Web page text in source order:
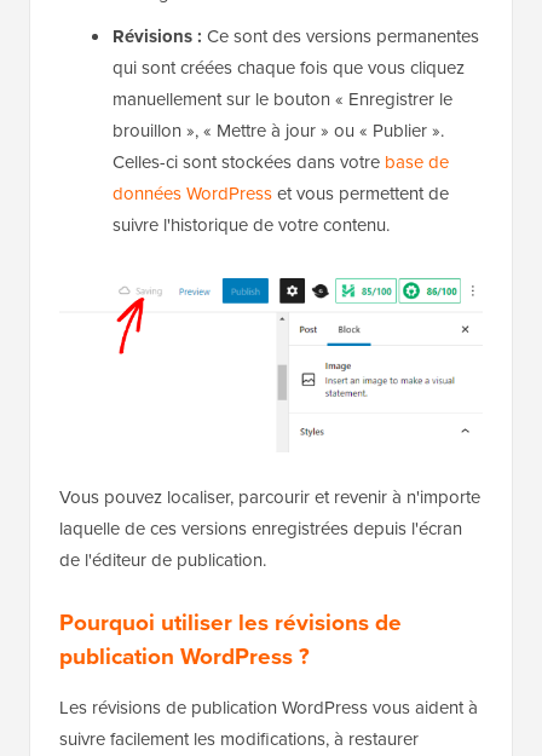
Révisions : Ce sont des versions permanentes
qui sont créées chaque fois que vous cliquez
manuellement sur le bouton « Enregistrer le
brouillon », « Mettre à jour » ou « Publier ».
Celles-ci sont stockées dans votre base de
données WordPresset vous permettent de
suivre l'historique de votre contenu.
Vous pouvez localiser, parcourir et revenir à n'importe
laquelle de ces versions enregistrées depuis l'écran
de l'éditeur de publication.
Pourquoi utiliser les révisions de
publication WordPress ?
Les révisions de publication WordPress vous aident à
suivre facilement les modifications, à restaurer